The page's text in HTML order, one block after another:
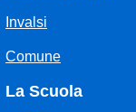
Invalsi
Comune
La Scuola